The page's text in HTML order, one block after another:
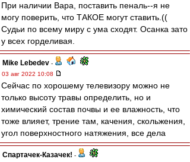
При наличии Вара, поставить пеналь--я не
могу поверить, что ТАКОЕ могут ставить.((
Судьи по всему миру с ума сходят. Осанка зато
у всех горделивая.
Mike Lebedev -
03 авг 2022 10:08
Сейчас по хорошему телевизору можно не
только высоту травы определить, но и
химический состав почвы и ее влажность, что
тоже влияет, трение там, качения, скольжения,
угол поверхностного натяжения, все дела
Спартачек-Казачек! -